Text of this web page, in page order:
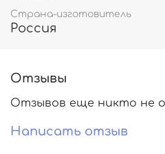
Страна-изготовитель
Россия
Отзывы
Отзывов еще никто не
Написать отзыв